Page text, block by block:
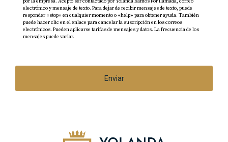
Tonos y Colores para un Estilo de Lujo en
Los Cabos
que se elige puede transformar un espacio,
electrónico y mensaje de texto. Para dejar de recibir mensajes de texto, puede
responder «stop» en cualquier momento o «help» para obtener ayuda. También
puede hacer clic en el enlace para cancelar la suscripción en los correos
electrónicos. Pueden aplicarse tarifas de mensajes y datos. La frecuencia de los
mensajes puede variar.
Enviar